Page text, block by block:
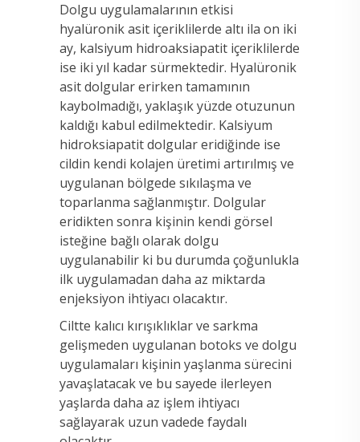
Dolgu uygulamalarının etkisi
hyalüronik asit içeriklilerde altı ila on iki
ay, kalsiyum hidroaksiapatit içeriklilerde
ise iki yıl kadar sürmektedir. Hyalüronik
asit dolgular erirken tamamının
kaybolmadığı, yaklaşık yüzde otuzunun
kaldığı kabul edilmektedir. Kalsiyum
hidroksiapatit dolgular eridiğinde ise
cildin kendi kolajen üretimi artırılmış ve
uygulanan bölgede sıkılaşma ve
toparlanma sağlanmıştır. Dolgular
eridikten sonra kişinin kendi görsel
isteğine bağlı olarak dolgu
uygulanabilir ki bu durumda çoğunlukla
ilk uygulamadan daha az miktarda
enjeksiyon ihtiyacı olacaktır.
Ciltte kalıcı kırışıklıklar ve sarkma
gelişmeden uygulanan botoks ve dolgu
uygulamaları kişinin yaşlanma sürecini
yavaşlatacak ve bu sayede ilerleyen
yaşlarda daha az işlem ihtiyacı
sağlayarak uzun vadede faydalı